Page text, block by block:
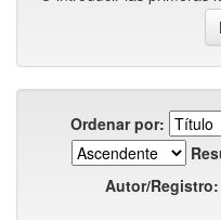
Ordenar por:
Autor/Registro: